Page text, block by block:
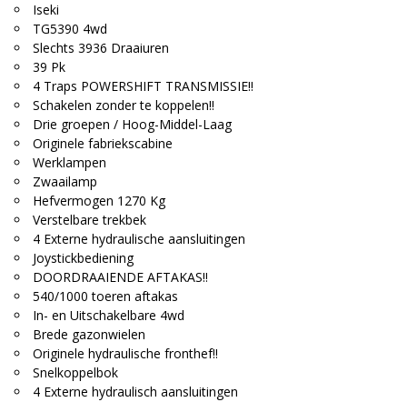
Iseki
TG5390 4wd
Slechts 3936 Draaiuren
39 Pk
4 Traps POWERSHIFT TRANSMISSIE!!
Schakelen zonder te koppelen!!
Drie groepen / Hoog-Middel-Laag
Originele fabriekscabine
Werklampen
Zwaailamp
Hefvermogen 1270 Kg
Verstelbare trekbek
4 Externe hydraulische aansluitingen
Joystickbediening
DOORDRAAIENDE AFTAKAS!!
540/1000 toeren aftakas
In- en Uitschakelbare 4wd
Brede gazonwielen
Originele hydraulische fronthef!!
Snelkoppelbok
4 Externe hydraulisch aansluitingen